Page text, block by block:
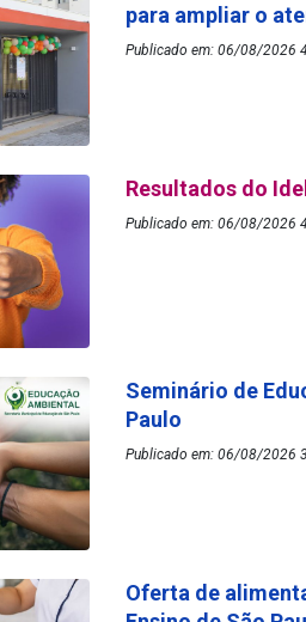
para ampliar o
Publicado em: 06/08/2026
Resultados do
Publicado em: 06/08/2026
Seminário de
Paulo
Publicado em: 06/08/2026
Oferta de